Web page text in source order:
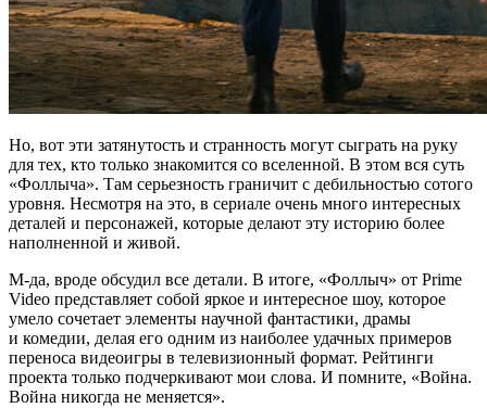
Но, вот эти затянутость и странность могут сыграть на руку
для тех, кто только знакомится со вселенной. В этом вся суть
«Фоллыча». Там серьезность граничит с дебильностью сотого
уровня. Несмотря на это, в сериале очень много интересных
деталей и персонажей, которые делают эту историю более
наполненной и живой.
М-да, вроде обсудил все детали. В итоге, «Фоллыч» от Prime
Video представляет собой яркое и интересное шоу, которое
умело сочетает элементы научной фантастики, драмы
и комедии, делая его одним из наиболее удачных примеров
переноса видеоигры в телевизионный формат. Рейтинги
проекта только подчеркивают мои слова. И помните, «Война.
Война никогда не меняется».